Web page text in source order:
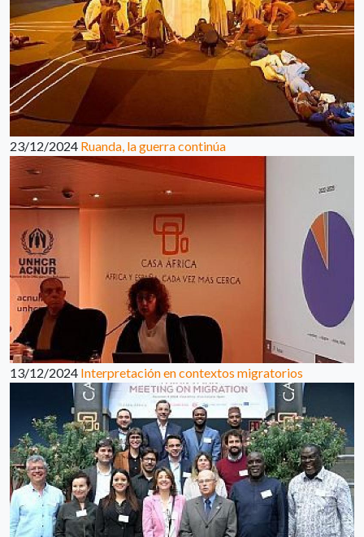
23/12/2024 Ruanda, la guerra continúa
13/12/2024 Interpretación en contextos migratorios